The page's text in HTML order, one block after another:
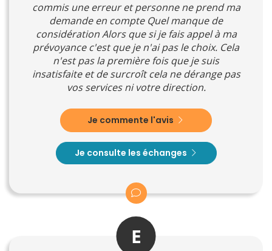
commis une erreur et personne ne prend ma
demande en compte Quel manque de
considération Alors que si je fais appel à ma
prévoyance c'est que je n'ai pas le choix. Cela
n'est pas la première fois que je suis
insatisfaite et de surcroît cela ne dérange pas
vos services ni votre direction.
Je commente l'avis
Je consulte les échanges
E